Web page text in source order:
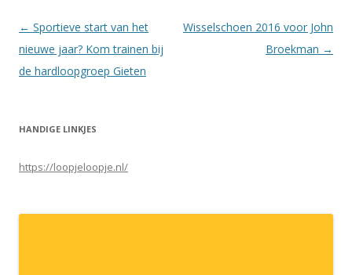
Berichtnavigatie
← Sportieve start van het
nieuwe jaar? Kom trainen bij
de hardloopgroep Gieten
Wisselschoen 2016 voor John
Broekman →
HANDIGE LINKJES
https://loopjeloopje.nl/